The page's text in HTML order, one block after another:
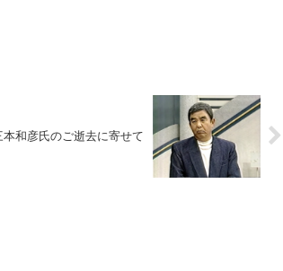
本和彦氏のご逝去に寄せて